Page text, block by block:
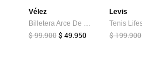
Vélez
$ 99.900 $ 49.950
Levis
$ 199.900